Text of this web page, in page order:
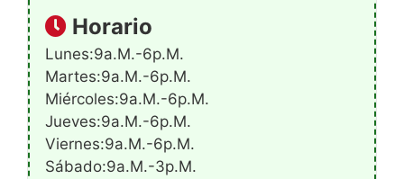
Horario
Lunes:9a.m.-6p.m.
Martes:9a.m.-6p.m.
Miércoles:9a.m.-6p.m.
Jueves:9a.m.-6p.m.
Viernes:9a.m.-6p.m.
Sábado:9a.m.-3p.m.